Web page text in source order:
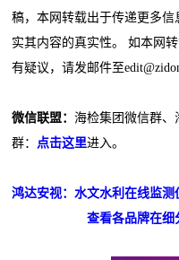
稿，本网转载出于传递更多
实其内容的真实性。 如本网
有疑议，请发邮件至
微信联盟：海检集团微信群
群：
点击这里进入。
鸿达安视：水文水利在线监
查看各品牌在细